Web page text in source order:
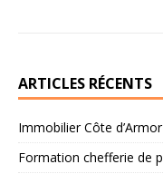
ARTICLES RÉCENTS
Immobilier Côte
Formation chefferie de